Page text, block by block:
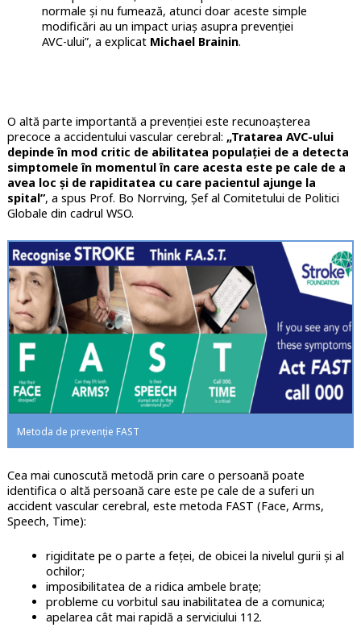
normale și nu fumează, atunci doar aceste simple
modificări au un impact uriaș asupra prevenției
AVC-ului”, a explicat Michael Brainin.
O altă parte importantă a prevenției este recunoașterea
precoce a accidentului vascular cerebral: „Tratarea AVC-ului
depinde în mod critic de abilitatea populației de a detecta
simptomele în momentul în care acesta este pe cale de a
avea loc și de rapiditatea cu care pacientul ajunge la
spital”, a spus Prof. Bo Norrving, Șef al Comitetului de Politici
Globale din cadrul WSO.
Metoda de prevenție FAST
Cea mai cunoscută metodă prin care o persoană poate
identifica o altă persoană care este pe cale de a suferi un
accident vascular cerebral, este metoda FAST (Face, Arms,
Speech, Time):
rigiditate pe o parte a feței, de obicei la nivelul gurii și al
ochilor;
imposibilitatea de a ridica ambele brațe;
probleme cu vorbitul sau inabilitatea de a comunica;
apelarea cât mai rapidă a serviciului 112.